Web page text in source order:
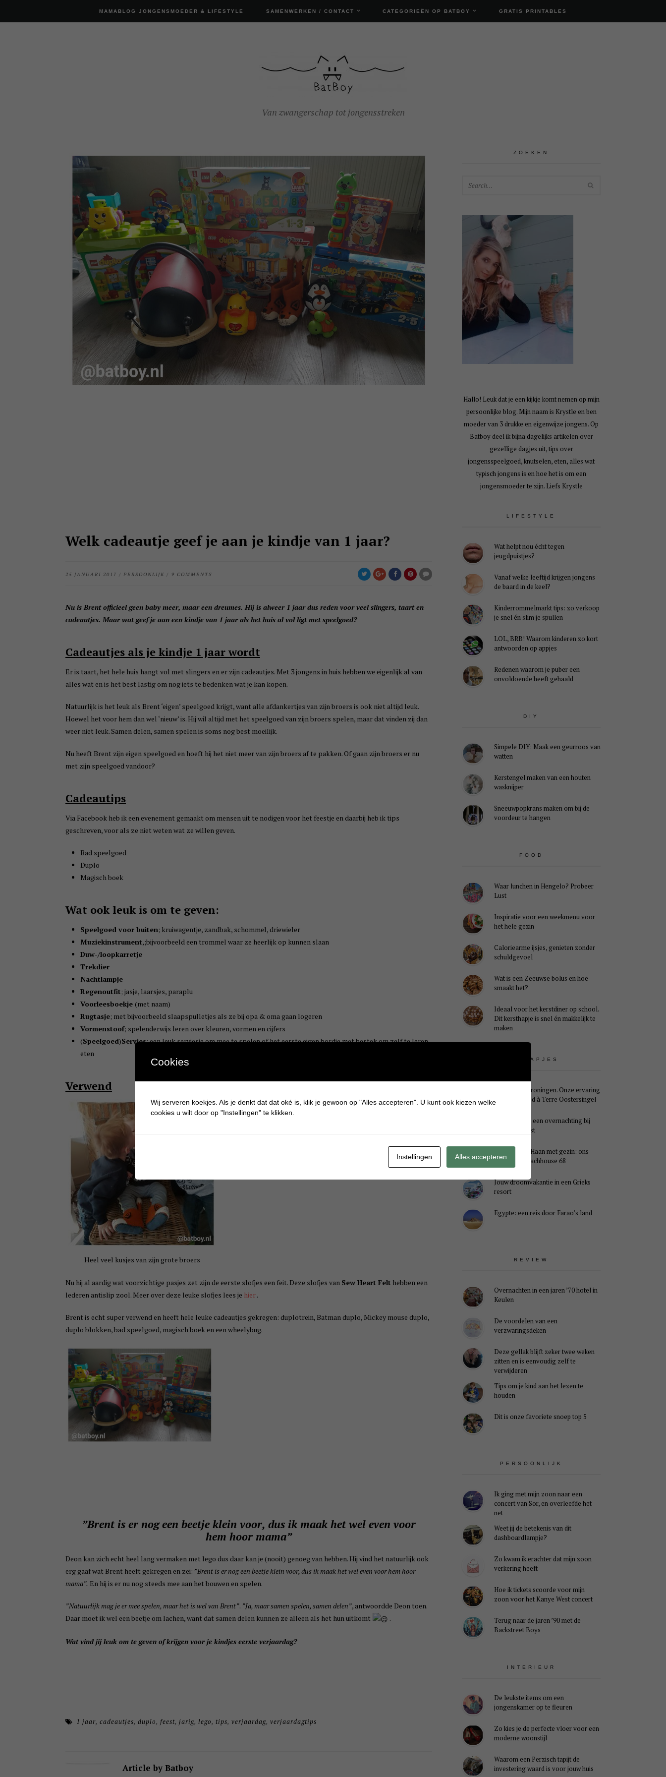
MAMABLOG JONGENSMOEDER & LIFESTYLE SAMENWERKEN / CONTACT CATEGORIEËN OP BATBOY GRATIS PRINTABLES
Van zwangerschap tot jongensstreken
Welk cadeautje geef je aan je kindje van 1 jaar?
25 JANUARI 2017 / PERSOONLIJK / 9 COMMENTS
Nu is Brent officieel geen baby meer, maar een dreumes. Hij is alweer 1 jaar dus reden voor veel slingers, taart en
cadeautjes. Maar wat geef je aan een kindje van 1 jaar als het huis al vol ligt met speelgoed?
Cadeautjes als je kindje 1 jaar wordt
Er is taart, het hele huis hangt vol met slingers en er zijn cadeautjes. Met 3 jongens in huis hebben we eigenlijk al van
alles wat en is het best lastig om nog iets te bedenken wat je kan kopen.
Natuurlijk is het leuk als Brent ‘eigen’ speelgoed krijgt, want alle afdankertjes van zijn broers is ook niet altijd leuk.
Hoewel het voor hem dan wel ‘nieuw’ is. Hij wil altijd met het speelgoed van zijn broers spelen, maar dat vinden zij dan
weer niet leuk. Samen delen, samen spelen is soms nog best moeilijk.
Nu heeft Brent zijn eigen speelgoed en hoeft hij het niet meer van zijn broers af te pakken. Of gaan zijn broers er nu
met zijn speelgoed vandoor?
Cadeautips
Via Facebook heb ik een evenement gemaakt om mensen uit te nodigen voor het feestje en daarbij heb ik tips
geschreven, voor als ze niet weten wat ze willen geven.
Bad speelgoed
Duplo
Magisch boek
Wat ook leuk is om te geven:
Speelgoed voor buiten; kruiwagentje, zandbak, schommel, driewieler
Muziekinstrument,;bijvoorbeeld een trommel waar ze heerlijk op kunnen slaan
Duw-/loopkarretje
Trekdier
Nachtlampje
Regenoutfit; jasje, laarsjes, paraplu
Voorleesboekje (met naam)
Rugtasje; met bijvoorbeeld slaapspulletjes als ze bij opa & oma gaan logeren
Vormenstoof; spelenderwijs leren over kleuren, vormen en cijfers
(Speelgoed)Servies; een leuk serviesje om mee te spelen of het eerste eigen bordje met bestek om zelf te leren
eten
Verwend
Heel veel kusjes van zijn grote broers
Nu hij al aardig wat voorzichtige pasjes zet zijn de eerste slofjes een feit. Deze slofjes van Sew Heart Felt hebben een
lederen antislip zool. Meer over deze leuke slofjes lees je hier.
Brent is echt super verwend en heeft hele leuke cadeautjes gekregen: duplotrein, Batman duplo, Mickey mouse duplo,
duplo blokken, bad speelgoed, magisch boek en een wheelybug.
”Brent is er nog een beetje klein voor, dus ik maak het wel even voor
hem hoor mama”
Deon kan zich echt heel lang vermaken met lego dus daar kan je (nooit) genoeg van hebben. Hij vind het natuurlijk ook
erg gaaf wat Brent heeft gekregen en zei: ”Brent is er nog een beetje klein voor, dus ik maak het wel even voor hem hoor
mama”. En hij is er nu nog steeds mee aan het bouwen en spelen.
”Natuurlijk mag je er mee spelen, maar het is wel van Brent”. ”Ja, maar samen spelen, samen delen”, antwoordde Deon toen.
Daar moet ik wel een beetje om lachen, want dat samen delen kunnen ze alleen als het hun uitkomt
.
Wat vind jij leuk om te geven of krijgen voor je kindjes eerste verjaardag?
1 jaar,cadeautjes,duplo, feest,jarig,lego,tips,verjaardag,verjaardagtips
Article by Batboy
ZOEKEN
Hallo! Leuk dat je een kijkje komt nemen op mijn
persoonlijke blog. Mijn naam is Krystle en ben
moeder van 3 drukke en eigenwijze jongens. Op
Batboy deel ik bijna dagelijks artikelen over
gezellige dagjes uit, tips over
jongensspeelgoed, knutselen, eten, alles wat
typisch jongens is en hoe het is om een
jongensmoeder te zijn. Liefs Krystle
LIFESTYLE
Wat helpt nou écht tegen
jeugdpuistjes?
Vanaf welke leeftijd krijgen jongens
de baard in de keel?
Kinderrommelmarkt tips: zo verkoop
je snel én slim je spullen
LOL, BRB! Waarom kinderen zo kort
antwoorden op appjes
Redenen waarom je puber een
onvoldoende heeft gehaald
DIY
Simpele DIY: Maak een geurroos van
watten
Kerstengel maken van een houten
wasknijper
Sneeuwpopkrans maken om bij de
voordeur te hangen
FOOD
Waar lunchen in Hengelo? Probeer
Lust
Inspiratie voor een weekmenu voor
het hele gezin
Caloriearme ijsjes, genieten zonder
schuldgevoel
Wat is een Zeeuwse bolus en hoe
smaakt het?
Ideaal voor het kerstdiner op school.
Dit kersthapje is snel én makkelijk te
maken
UITSTAPJES
Weekendje Groningen. Onze ervaring
met B&B Pied à Terre Oostersingel
Genieten van een overnachting bij
B&B Landlust
Midweek De Haan met gezin: ons
verblijf in Beachhouse 68
Jouw droomvakantie in een Grieks
resort
Egypte: een reis door Farao’s land
REVIEW
Overnachten in een jaren ’70 hotel in
Keulen
De voordelen van een
verzwaringsdeken
Deze gellak blijft zeker twee weken
zitten en is eenvoudig zelf te
verwijderen
Tips om je kind aan het lezen te
houden
Dit is onze favoriete snoep top 5
PERSOONLIJK
Ik ging met mijn zoon naar een
concert van Sor, en overleefde het
net
Weet jij de betekenis van dit
dashboardlampje?
Zo kwam ik erachter dat mijn zoon
verkering heeft
Hoe ik tickets scoorde voor mijn
zoon voor het Kanye West concert
Terug naar de jaren ’90 met de
Backstreet Boys
INTERIEUR
De leukste items om een
jongenskamer op te fleuren
Zo kies je de perfecte vloer voor een
moderne woonstijl
Waarom een Perzisch tapijt de
investering waard is voor jouw huis
Cookies
Wij serveren koekjes. Als je denkt dat dat oké is, klik je gewoon op "Alles accepteren". U kunt ook kiezen welke
cookies u wilt door op "Instellingen" te klikken.
Instellingen Alles accepteren